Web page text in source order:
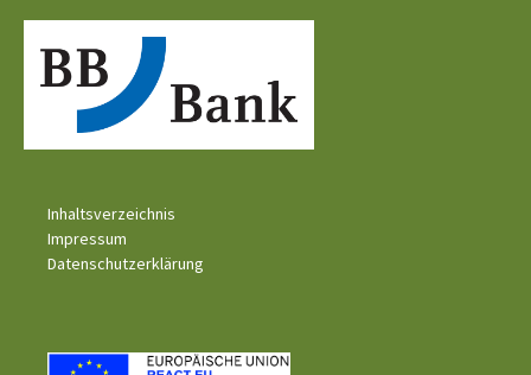
Inhaltsverzeichnis
Impressum
Datenschutzerklärung